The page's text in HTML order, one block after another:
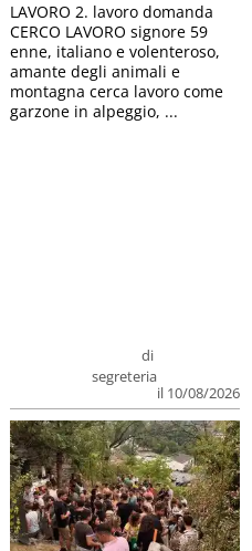
di
segreteria
il 10/08/2026
LAVORO 2. lavoro domanda
CERCO LAVORO signore 59
enne, italiano e volenteroso,
amante degli animali e
montagna cerca lavoro come
garzone in alpeggio, ...